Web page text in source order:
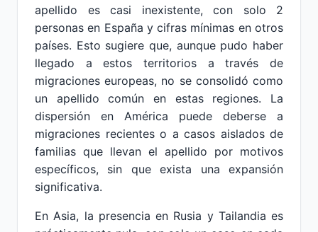
apellido es casi inexistente, con solo 2
personas en España y cifras mínimas en otros
países. Esto sugiere que, aunque pudo haber
llegado a estos territorios a través de
migraciones europeas, no se consolidó como
un apellido común en estas regiones. La
dispersión en América puede deberse a
migraciones recientes o a casos aislados de
familias que llevan el apellido por motivos
específicos, sin que exista una expansión
significativa.
En Asia, la presencia en Rusia y Tailandia es